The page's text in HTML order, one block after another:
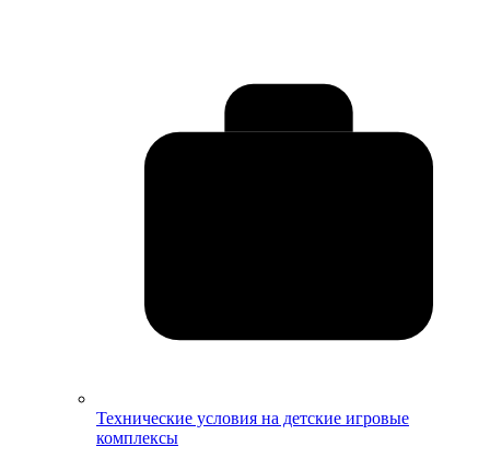
Технические условия на детские игровые
комплексы